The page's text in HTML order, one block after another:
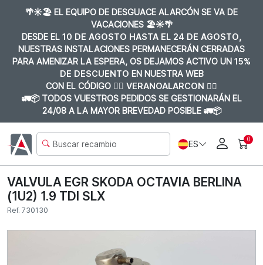
🌴☀️🏖️ EL EQUIPO DE DESGUACE ALARCÓN SE VA DE
VACACIONES 🏖️☀️🌴
DESDE EL 10 DE AGOSTO HASTA EL 24 DE AGOSTO,
NUESTRAS INSTALACIONES PERMANECERÁN CERRADAS
PARA AMENIZAR LA ESPERA, OS DEJAMOS ACTIVO UN 15%
DE DESCUENTO EN NUESTRA WEB
CON EL CÓDIGO 👉🏼 VERANOALARCON 👈🏼
🚛📦 TODOS VUESTROS PEDIDOS SE GESTIONARÁN EL
24/08 A LA MAYOR BREVEDAD POSIBLE 🚛📦
ES 0
VALVULA EGR SKODA OCTAVIA BERLINA
(1U2) 1.9 TDI SLX
Ref. 730130